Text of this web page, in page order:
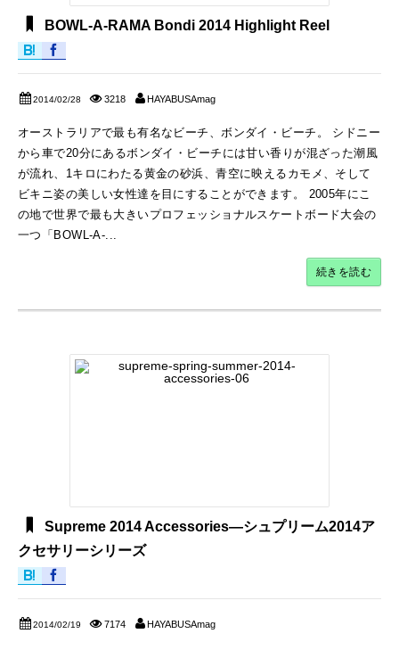
BOWL-A-RAMA Bondi 2014 Highlight Reel
2014/02/28 3218 HAYABUSAmag
オーストラリアで最も有名なビーチ、ボンダイ・ビーチ。 シドニー
から車で20分にあるボンダイ・ビーチには甘い香りが混ざった潮風
が流れ、1キロにわたる黄金の砂浜、青空に映えるカモメ、そして
ビキニ姿の美しい女性達を目にすることができます。 2005年にこ
の地で世界で最も大きいプロフェッショナルスケートボード大会の
一つ「BOWL-A-...
続きを読む
Supreme 2014 Accessories―シュプリーム2014ア
クセサリーシリーズ
2014/02/19 7174 HAYABUSAmag